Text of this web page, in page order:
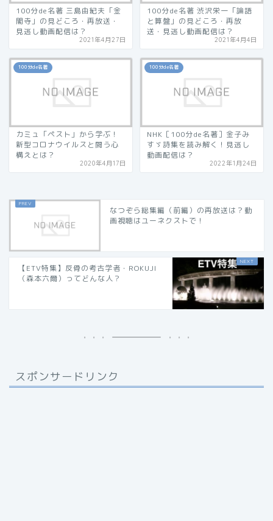
100分de名著 三島由紀夫「金
閣寺」の見どころ・再放送・
見逃し動画配信は？
2021年4月27日
100分de名著 渋沢栄一「論語
と算盤」の見どころ・再放
送・見逃し動画配信は？
2021年4月4日
100分de名著
カミュ「ペスト」から学ぶ！
新型コロナウイルスと闘う心
構えとは？
2020年4月17日
100分de名著
NHK［100分de名著］金子み
すゞ詩集を読み解く！見逃し
動画配信は？
2022年1月24日
なつぞら総集編（前編）の再放送は？動
画視聴はユーネクストで！
【ETV特集】反骨の考古学者・ROKUJI
（森本六爾）ってどんな人？
スポンサードリンク